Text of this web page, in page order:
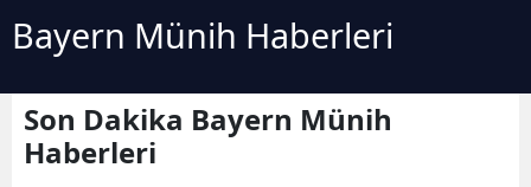
Bayern Münih Haberleri
Son Dakika Bayern Münih
Haberleri